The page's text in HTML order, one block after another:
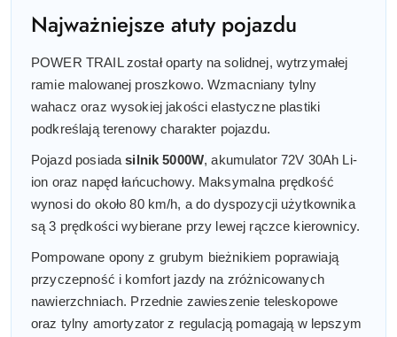
Najważniejsze atuty pojazdu
POWER TRAIL został oparty na solidnej, wytrzymałej
ramie malowanej proszkowo. Wzmacniany tylny
wahacz oraz wysokiej jakości elastyczne plastiki
podkreślają terenowy charakter pojazdu.
Pojazd posiadasilnik 5000W, akumulator 72V 30Ah Li-
ion oraz napęd łańcuchowy. Maksymalna prędkość
wynosi do około 80 km/h, a do dyspozycji użytkownika
są 3 prędkości wybierane przy lewej rączce kierownicy.
Pompowane opony z grubym bieżnikiem poprawiają
przyczepność i komfort jazdy na zróżnicowanych
nawierzchniach. Przednie zawieszenie teleskopowe
oraz tylny amortyzator z regulacją pomagają w lepszym